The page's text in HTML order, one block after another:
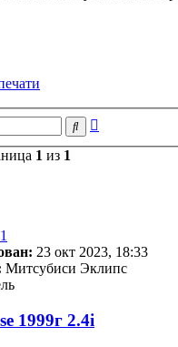
Поиск
1 из 1
1
23 окт 2023, 18:33
Митсубиси Эклипс
1999г 2.4i